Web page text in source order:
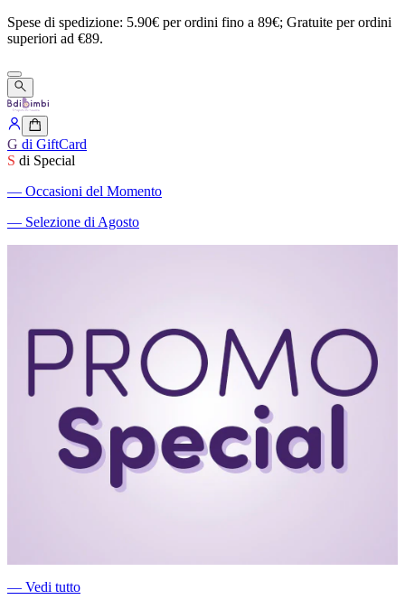
Spese di spedizione: 5.90€ perordini fino a 89€; Gratuite perordini
superiori ad €89.
G di GiftCard
S di Special
― Occasioni del Momento
― Selezione di Agosto
― Vedi tutto